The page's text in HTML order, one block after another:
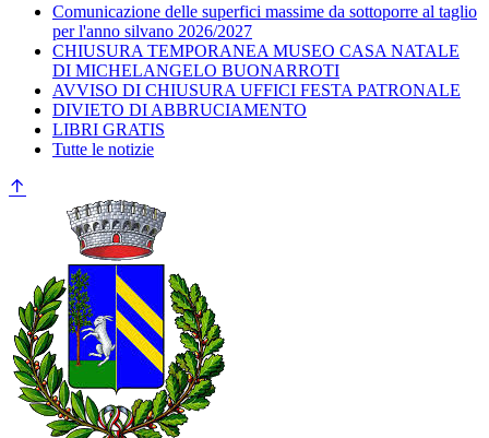
Comunicazione delle superfici massime da sottoporre al taglio
per l'anno silvano 2026/2027
CHIUSURA TEMPORANEA MUSEO CASA NATALE
DI MICHELANGELO BUONARROTI
AVVISO DI CHIUSURA UFFICI FESTA PATRONALE
DIVIETO DI ABBRUCIAMENTO
LIBRI GRATIS
Tutte le notizie